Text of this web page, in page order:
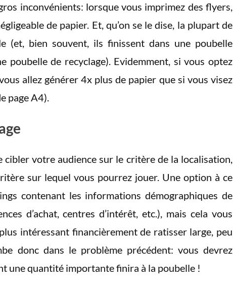
inconvénients: lorsque vous imprimez des flyers,
de papier. Et, qu’on se le dise, la plupart de
(et, bien souvent, ils finissent dans une poubelle
poubelle de recyclage). Evidemment, si vous optez
allez générer 4x plus de papier que si vous visez
page A4).
votre audience sur le critère de la localisation,
sur lequel vous pourrez jouer. Une option à ce
contenant les informations démographiques de
d’achat, centres d’intérêt, etc.), mais cela vous
intéressant financièrement de ratisser large, peu
donc dans le problème précédent: vous devrez
une quantité importante finira à la poubelle !